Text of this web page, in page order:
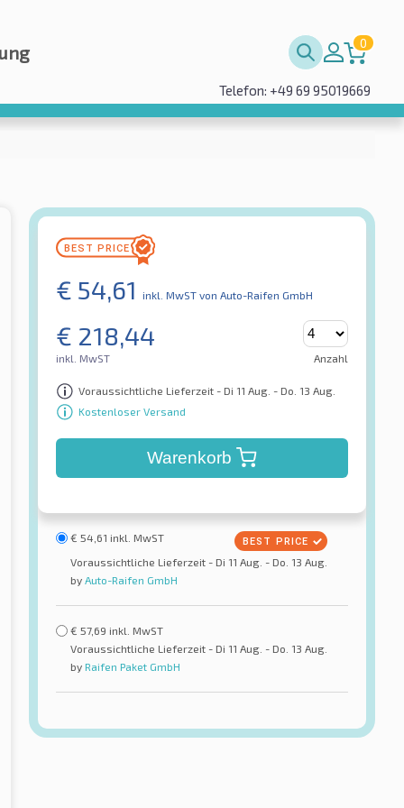
0
Telefon: +49 69 95019669
€ 54,61 inkl. MwST von Auto-Raifen GmbH
€ 218,44
inkl. MwST Anzahl
Voraussichtliche Lieferzeit - Di 11 Aug. - Do. 13 Aug.
Kostenloser Versand
Warenkorb
€ 54,61 inkl. MwST
Voraussichtliche Lieferzeit - Di 11 Aug. - Do. 13 Aug.
by Auto-Raifen GmbH
€ 57,69 inkl. MwST
Voraussichtliche Lieferzeit - Di 11 Aug. - Do. 13 Aug.
by Raifen Paket GmbH